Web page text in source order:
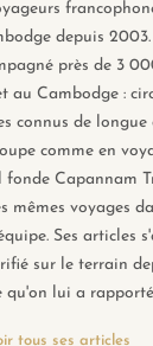
depuis
près de 3
au Cambodge :
connus de
comme en
fonde Capannam
mêmes voyages
Ses articles
sur le terrain
qu'on lui a
tous ses articles